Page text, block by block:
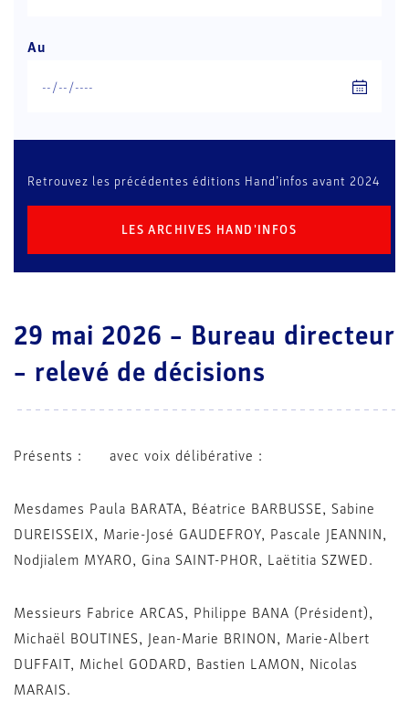
Au
Retrouvez les précédentes éditions Hand’infos avant 2024
LES ARCHIVES HAND'INFOS
29 mai 2026 – Bureau directeur
– relevé de décisions
Présents : avec voix délibérative :
Mesdames Paula BARATA, Béatrice BARBUSSE, Sabine
DUREISSEIX, Marie-José GAUDEFROY, Pascale JEANNIN,
Nodjialem MYARO, Gina SAINT-PHOR, Laëtitia SZWED.
Messieurs Fabrice ARCAS, Philippe BANA (Président),
Michaël BOUTINES, Jean-Marie BRINON, Marie-Albert
DUFFAIT, Michel GODARD, Bastien LAMON, Nicolas
MARAIS.